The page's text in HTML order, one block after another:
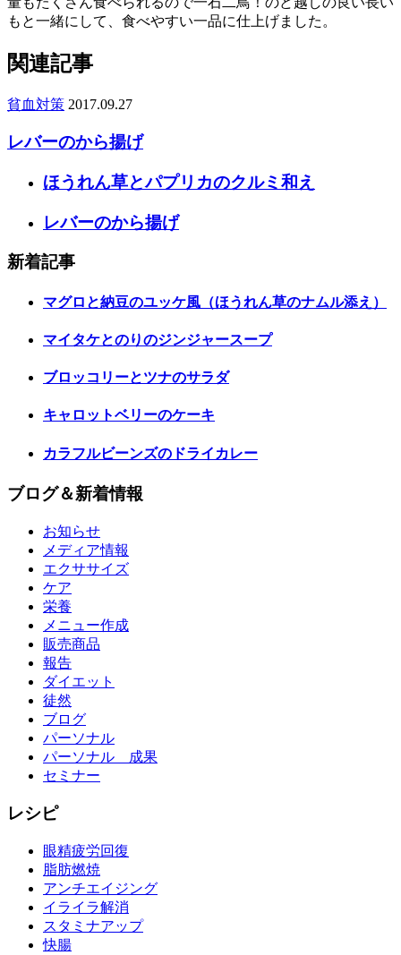
もと一緒にして、食べやすい一品に仕上げました。
関連記事
貧血対策 2017.09.27
レバーのから揚げ
ほうれん草とパプリカのクルミ和え
レバーのから揚げ
新着記事
マグロと納豆のユッケ風（ほうれん草のナムル添え）
マイタケとのりのジンジャースープ
ブロッコリーとツナのサラダ
キャロットベリーのケーキ
カラフルビーンズのドライカレー
ブログ＆新着情報
お知らせ
メディア情報
エクササイズ
ケア
栄養
メニュー作成
販売商品
報告
ダイエット
徒然
ブログ
パーソナル
パーソナル 成果
セミナー
レシピ
眼精疲労回復
脂肪燃焼
アンチエイジング
イライラ解消
スタミナアップ
快腸